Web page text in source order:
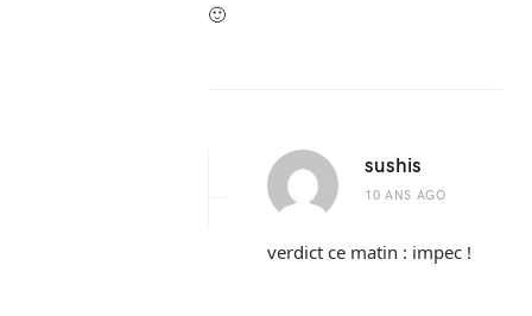
🙂
sushis
10 ANS AGO
verdict ce matin : impec !